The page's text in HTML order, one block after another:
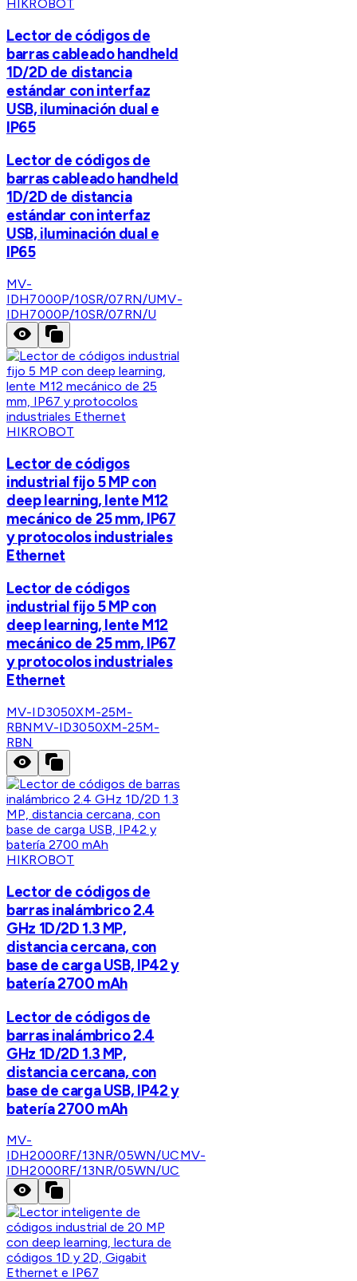
HIKROBOT
Lector de códigos de
barras cableado handheld
1D/2D de distancia
estándar con interfaz
USB, iluminación dual e
IP65
Lector de códigos de
barras cableado handheld
1D/2D de distancia
estándar con interfaz
USB, iluminación dual e
IP65
MV-
IDH7000P/10SR/07RN/UMV-
IDH7000P/10SR/07RN/U
HIKROBOT
Lector de códigos
industrial fijo 5 MP con
deep learning, lente M12
mecánico de 25 mm, IP67
y protocolos industriales
Ethernet
Lector de códigos
industrial fijo 5 MP con
deep learning, lente M12
mecánico de 25 mm, IP67
y protocolos industriales
Ethernet
MV-ID3050XM-25M-
RBNMV-ID3050XM-25M-
RBN
HIKROBOT
Lector de códigos de
barras inalámbrico 2.4
GHz 1D/2D 1.3 MP,
distancia cercana, con
base de carga USB, IP42 y
batería 2700 mAh
Lector de códigos de
barras inalámbrico 2.4
GHz 1D/2D 1.3 MP,
distancia cercana, con
base de carga USB, IP42 y
batería 2700 mAh
MV-
IDH2000RF/13NR/05WN/UCMV-
IDH2000RF/13NR/05WN/UC